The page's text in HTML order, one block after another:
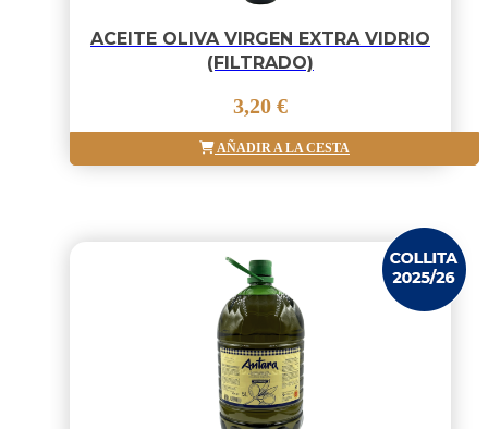
ACEITE OLIVA VIRGEN EXTRA VIDRIO
(FILTRADO)
3,20 €
AÑADIR A LA CESTA